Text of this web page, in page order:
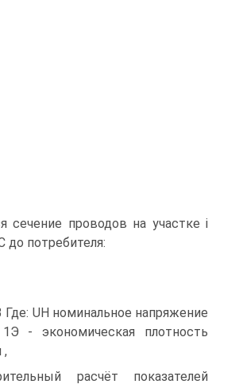
сечение проводов на участке i
потребителя:
Где: UH номинальное напряжение
- экономическая плотность
,
расчёт показателей